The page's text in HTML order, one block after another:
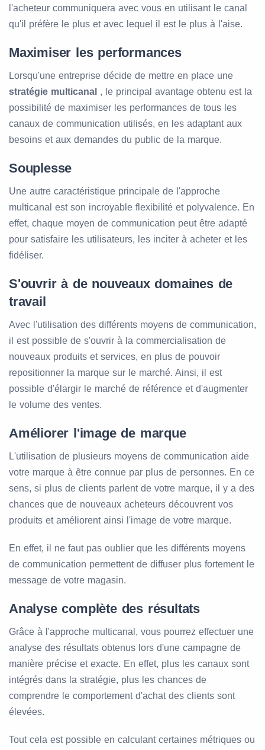
l'acheteur communiquera avec vous en utilisant le canal
qu'il préfère le plus et avec lequel il est le plus à l'aise.
Maximiser les performances
Lorsqu'une entreprise décide de mettre en place une
stratégie multicanal , le principal avantage obtenu est la
possibilité de maximiser les performances de tous les
canaux de communication utilisés, en les adaptant aux
besoins et aux demandes du public de la marque.
Souplesse
Une autre caractéristique principale de l'approche
multicanal est son incroyable flexibilité et polyvalence. En
effet, chaque moyen de communication peut être adapté
pour satisfaire les utilisateurs, les inciter à acheter et les
fidéliser.
S'ouvrir à de nouveaux domaines de
travail
Avec l'utilisation des différents moyens de communication,
il est possible de s'ouvrir à la commercialisation de
nouveaux produits et services, en plus de pouvoir
repositionner la marque sur le marché. Ainsi, il est
possible d'élargir le marché de référence et d'augmenter
le volume des ventes.
Améliorer l'image de marque
L'utilisation de plusieurs moyens de communication aide
votre marque à être connue par plus de personnes. En ce
sens, si plus de clients parlent de votre marque, il y a des
chances que de nouveaux acheteurs découvrent vos
produits et améliorent ainsi l'image de votre marque.
En effet, il ne faut pas oublier que les différents moyens
de communication permettent de diffuser plus fortement le
message de votre magasin.
Analyse complète des résultats
Grâce à l'approche multicanal, vous pourrez effectuer une
analyse des résultats obtenus lors d'une campagne de
manière précise et exacte. En effet, plus les canaux sont
intégrés dans la stratégie, plus les chances de
comprendre le comportement d'achat des clients sont
élevées.
Tout cela est possible en calculant certaines métriques ou